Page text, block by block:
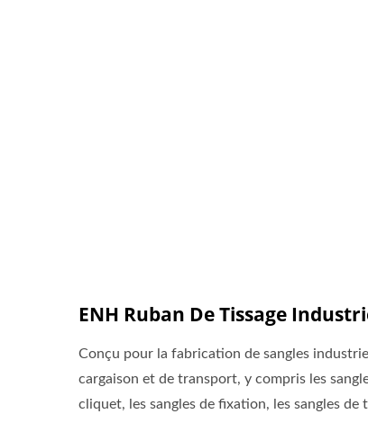
ENH Ruban De Tissage
Conçu pour la fabrication de sangles
cargaison et de transport, y compris les
cliquet, les sangles de fixation, les sangles de